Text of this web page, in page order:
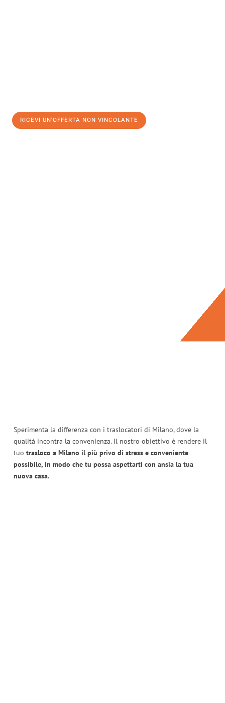
RICEVI UN'OFFERTA NON VINCOLANTE
Sperimenta la differenza con i traslocatori di Milano, dove la
qualità incontra la convenienza. Il nostro obiettivo è rendere il
tuo trasloco a Milano il più privo di stress e conveniente
possibile, in modo che tu possa aspettarti con ansia la tua
nuova casa.